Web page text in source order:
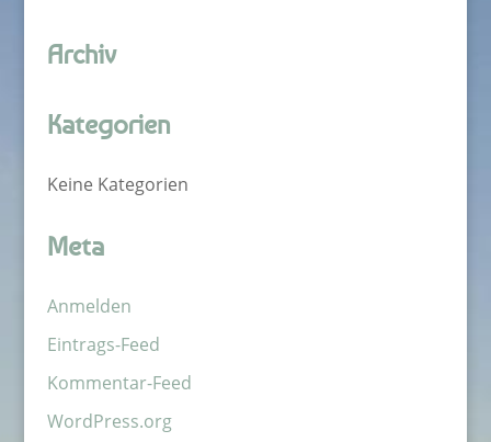
Archiv
Kategorien
Keine Kategorien
Meta
Anmelden
Eintrags-Feed
Kommentar-Feed
WordPress.org